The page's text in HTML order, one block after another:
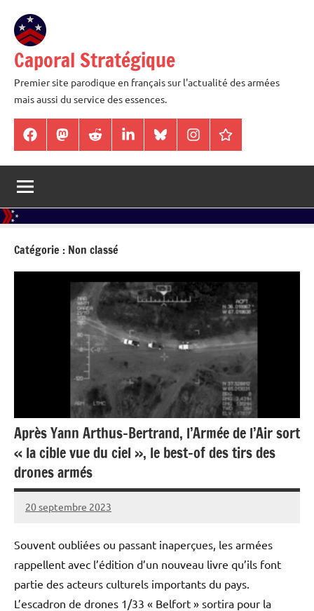
contenu
Caporal Stratégique
Premier site parodique en français sur l'actualité des armées
mais aussi du service des essences.
FacebookMastodonReddit LinkedInBlueSkyInstagramThreads
Catégorie : Non classé
Après Yann Arthus-Bertrand, l’Armée de l’Air sort
« la cible vue du ciel », le best-of des tirs des
drones armés
20 septembre 2023
Caporal
Aucun
Souvent oubliées ou passant inaperçues, les armées
rappellent avec l’édition d’un nouveau livre qu’ils font
partie des acteurs culturels importants du pays.
L’escadron de drones 1/33 « Belfort » sortira pour la